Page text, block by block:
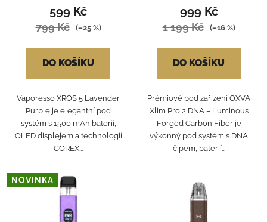
599 Kč
799 Kč (–25 %)
DO KOŠÍKU
Vaporesso XROS 5 Lavender
Purple je elegantní pod
systém s 1500 mAh baterií,
OLED displejem a technologií
COREX...
999 Kč
1 199 Kč (–16 %)
DO KOŠÍKU
Prémiové pod zařízení OXVA
Xlim Pro 2 DNA – Luminous
Forged Carbon Fiber je
výkonný pod systém s DNA
čipem, baterií...
NOVINKA